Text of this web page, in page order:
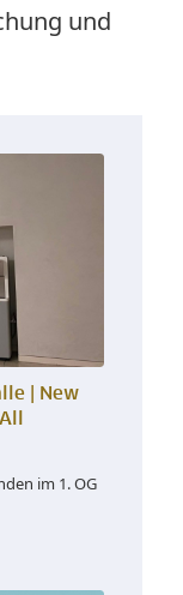
und
|
New
im 1. OG